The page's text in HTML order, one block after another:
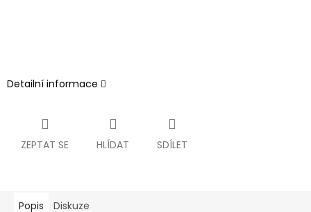
Detailní informace
ZEPTAT SE HLÍDAT SDÍLET
Popis Diskuze